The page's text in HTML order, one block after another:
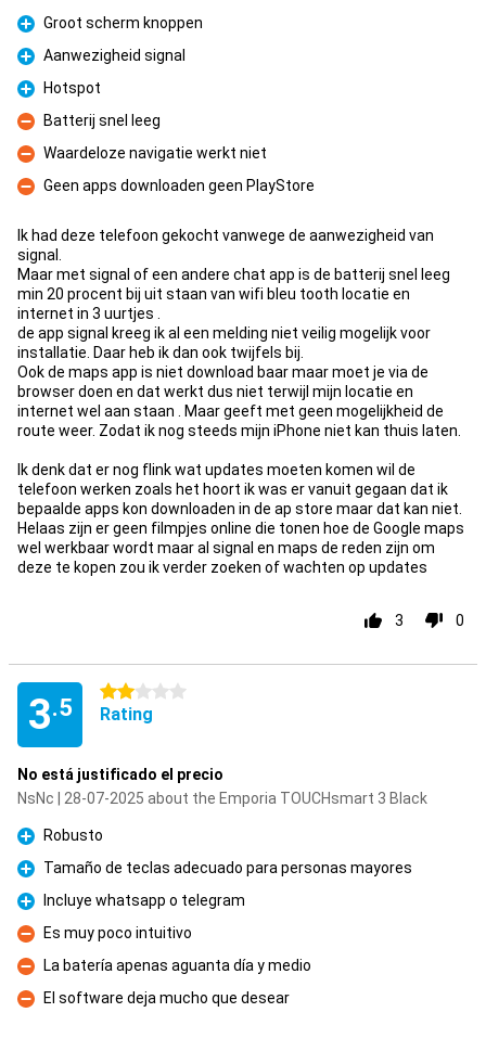
Pro
Groot scherm knoppen
Pro
Aanwezigheid signal
Pro
Hotspot
Con
Batterij snel leeg
Con
Waardeloze navigatie werkt niet
Con
Geen apps downloaden geen PlayStore
Ik had deze telefoon gekocht vanwege de aanwezigheid van
signal.
Maar met signal of een andere chat app is de batterij snel leeg
min 20 procent bij uit staan van wifi bleu tooth locatie en
internet in 3 uurtjes .
de app signal kreeg ik al een melding niet veilig mogelijk voor
installatie. Daar heb ik dan ook twijfels bij.
Ook de maps app is niet download baar maar moet je via de
browser doen en dat werkt dus niet terwijl mijn locatie en
internet wel aan staan . Maar geeft met geen mogelijkheid de
route weer. Zodat ik nog steeds mijn iPhone niet kan thuis laten.
Ik denk dat er nog flink wat updates moeten komen wil de
telefoon werken zoals het hoort ik was er vanuit gegaan dat ik
bepaalde apps kon downloaden in de ap store maar dat kan niet.
Helaas zijn er geen filmpjes online die tonen hoe de Google maps
wel werkbaar wordt maar al signal en maps de reden zijn om
deze te kopen zou ik verder zoeken of wachten op updates
3 0
3.5
2 stars
Rating
No está justificado el precio
NsNc | 28-07-2025 about the Emporia TOUCHsmart 3 Black
Pro
Robusto
Pro
Tamaño de teclas adecuado para personas mayores
Pro
Incluye whatsapp o telegram
Con
Es muy poco intuitivo
Con
La batería apenas aguanta día y medio
Con
El software deja mucho que desear